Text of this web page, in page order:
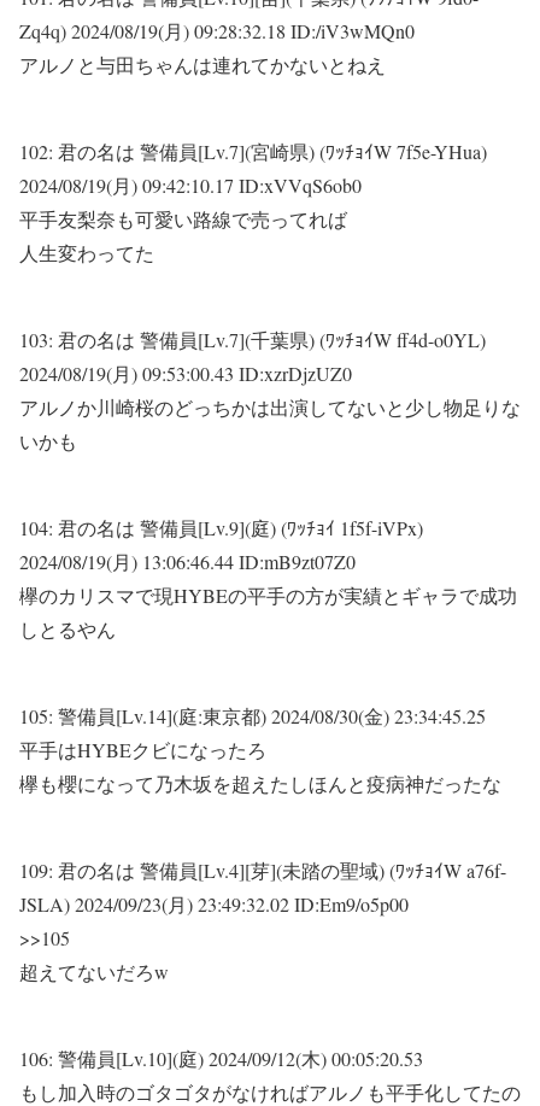
Zq4q)2024/08/19(月) 09:28:32.18 ID:/iV3wMQn0
アルノと与田ちゃんは連れてかないとねえ
102: 君の名は 警備員[Lv.7](宮崎県) (ﾜｯﾁｮｲW 7f5e-YHua)
2024/08/19(月) 09:42:10.17 ID:xVVqS6ob0
平手友梨奈も可愛い路線で売ってれば
人生変わってた
103: 君の名は 警備員[Lv.7](千葉県) (ﾜｯﾁｮｲW ff4d-o0YL)
2024/08/19(月) 09:53:00.43 ID:xzrDjzUZ0
アルノか川崎桜のどっちかは出演してないと少し物足りな
いかも
104: 君の名は 警備員[Lv.9](庭) (ﾜｯﾁｮｲ 1f5f-iVPx)
2024/08/19(月) 13:06:46.44 ID:mB9zt07Z0
欅のカリスマで現HYBEの平手の方が実績とギャラで成功
しとるやん
105: 警備員[Lv.14](庭:東京都)2024/08/30(金) 23:34:45.25
平手はHYBEクビになったろ
欅も櫻になって乃木坂を超えたしほんと疫病神だったな
109: 君の名は 警備員[Lv.4][芽](未踏の聖域) (ﾜｯﾁｮｲW a76f-
JSLA)2024/09/23(月) 23:49:32.02 ID:Em9/o5p00
>>105
超えてないだろw
106: 警備員[Lv.10](庭)2024/09/12(木) 00:05:20.53
もし加入時のゴタゴタがなければアルノも平手化してたの